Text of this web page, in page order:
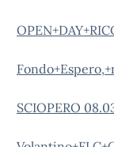
SCIOPERO